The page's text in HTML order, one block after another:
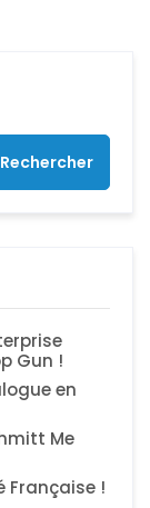
Rechercher
Gun !
en
Me
Française !